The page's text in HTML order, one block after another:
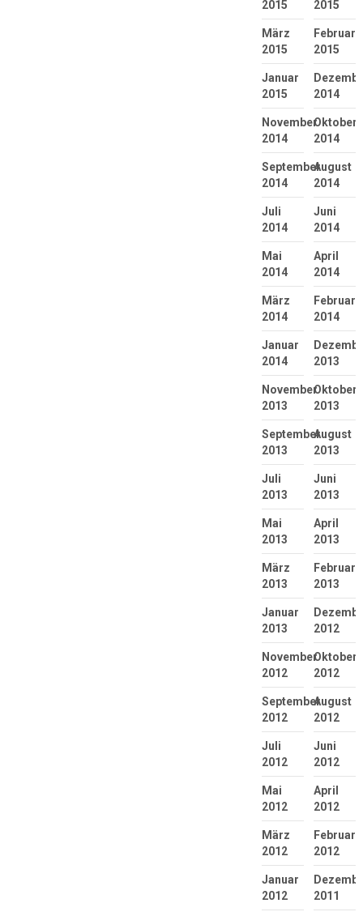
2015 2015
März
2015
Februar
2015
Januar
2015
2014
November
2014
Oktober
2014
September
2014
August
2014
Juli
2014
Juni
2014
Mai
2014
April
2014
März
2014
Februar
2014
Januar
2014
2013
November
2013
Oktober
2013
September
2013
August
2013
Juli
2013
Juni
2013
Mai
2013
April
2013
März
2013
Februar
2013
Januar
2013
2012
November
2012
Oktober
2012
September
2012
August
2012
Juli
2012
Juni
2012
Mai
2012
April
2012
März
2012
Februar
2012
Januar
2012
2011